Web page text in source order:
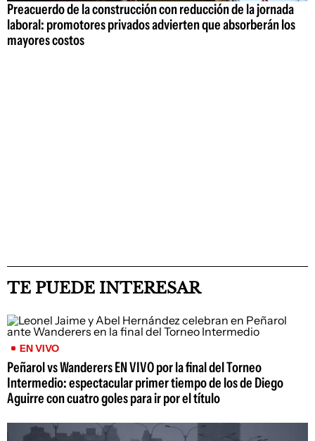
Preacuerdo de la construcción con reducción de la jornada
laboral: promotores privados advierten que absorberán los
mayores costos
TE PUEDE INTERESAR
EN VIVO
Peñarol vs Wanderers EN VIVO por la final del Torneo
Intermedio: espectacular primer tiempo de los de Diego
Aguirre con cuatro goles para ir por el título